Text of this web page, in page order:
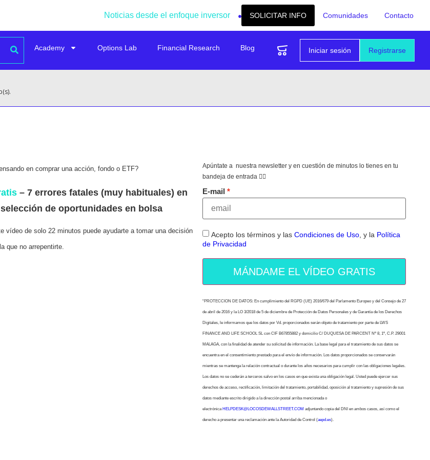
Noticias desde el enfoque inversor SOLICITAR INFO Comunidades Contacto
Registrarse
Iniciar sesión
Academy Options Lab Financial Research Blog
en comprar una acción, fondo o ETF?
– 7 errores fatales (muy habituales) en
selección de oportunidades en bolsa
vídeo de solo 22 minutos puede ayudarte a tomar una decisión
que no arrepentirte.
Apúntate a nuestra newsletter y en cuestión de minutos lo tienes en tu
bandeja de entrada 👇🏻
E-mail
Acepto los términos y las Condiciones de Uso, y la Política
de Privacidad
MÁNDAME EL VÍDEO GRATIS
“PROTECCION DE DATOS: En cumplimiento del RGPD (UE) 2016/679 del Parlamento Europeo y del Consejo de 27
de abril de 2016 y la LO 3/2018 de 5 de diciembre de Protección de Datos Personales y de Garantía de los Derechos
Digitales, le informamos que los datos por Vd. proporcionados serán objeto de tratamiento por parte de LWS
FINANCE AND LIFE SCHOOL SL con CIF B67855882 y domicilio C/ DUQUESA DE PARCENT Nº 8, 1º, C.P. 29001
MALAGA, con la finalidad de atender su solicitud de información. La base legal para el tratamiento de sus datos se
encuentra en el consentimiento prestado para el envío de información. Los datos proporcionados se conservarán
mientras se mantenga la relación contractual o durante los años necesarios para cumplir con las obligaciones legales.
Los datos no se cederán a terceros salvo en los casos en que exista una obligación legal. Usted puede ejercer sus
derechos de acceso, rectificación, limitación del tratamiento, portabilidad, oposición al tratamiento y supresión de sus
datos mediante escrito dirigido a la dirección postal arriba mencionada o
electrónica HELPDESK@LOCOSDEWALLSTREET.COM adjuntando copia del DNI en ambos casos, así como el
derecho a presentar una reclamación ante la Autoridad de Control (aepd.es).